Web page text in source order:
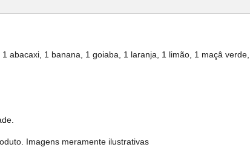
abacaxi, 1 banana, 1 goiaba, 1 laranja, 1 limão, 1 maçâ
Imagens meramente ilustrativas